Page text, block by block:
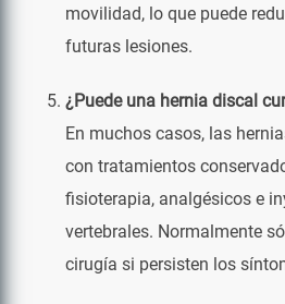
movilidad, lo que puede
futuras lesiones.
¿Puede una hernia discal
En muchos casos, las
con tratamientos
fisioterapia, analgésicos e
vertebrales. Normalmente
cirugía si persisten los